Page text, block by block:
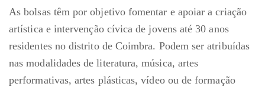
As bolsas têm por objetivo fomentar e apoiar a criação
artística e intervenção cívica de jovens até 30 anos
residentes no distrito de Coimbra. Podem ser atribuídas
nas modalidades de literatura, música, artes
performativas, artes plásticas, vídeo ou de formação